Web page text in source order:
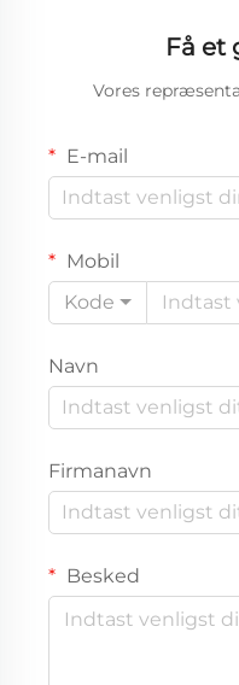
Få et
Vores
E-mail
Mobil
Kode
Navn
Firmanavn
Besked